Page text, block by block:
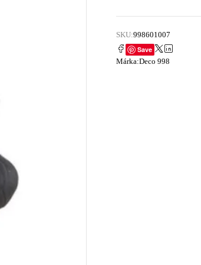
SKU:998601007
Save
Márka:Deco 998